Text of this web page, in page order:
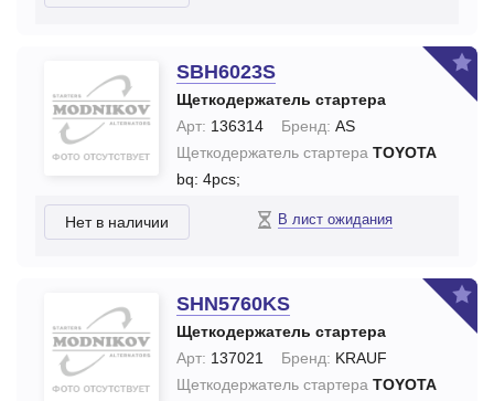
SBH6023S
Щеткодержатель стартера
Арт: 136314 Бренд: AS
Щеткодержатель стартера TOYOTA
bq: 4pcs;
Нет в наличии В лист ожидания
SHN5760KS
Щеткодержатель стартера
Арт: 137021 Бренд: KRAUF
Щеткодержатель стартера TOYOTA